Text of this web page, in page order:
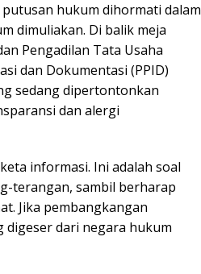
hukum dihormati dalam
dimuliakan. Di balik meja
Pengadilan Tata Usaha
dan Dokumentasi (PPID)
sedang dipertontonkan
dan alergi
informasi. Ini adalah soal
terangan, sambil berharap
Jika pembangkangan
digeser dari negara hukum